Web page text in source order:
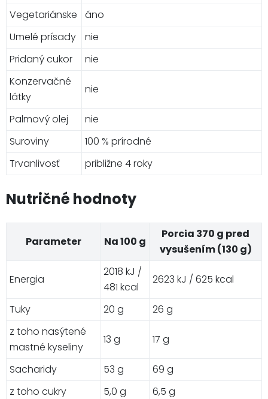
Vegetariánske
áno
Umelé prísady
nie
Pridaný cukor
nie
Konzervačné
látky
nie
Palmový olej
nie
Suroviny
100 % prírodné
Trvanlivosť
približne 4 roky
Nutričné hodnoty
Parameter Na 100 g
Porcia 370 g pred
vysušením (130 g)
Energia
2018 kJ /
481 kcal
2623 kJ / 625 kcal
Tuky 20 g
26 g
z toho nasýtené
mastné kyseliny
13 g 17 g
Sacharidy 53 g
69 g
z toho cukry
5,0 g
6,5 g